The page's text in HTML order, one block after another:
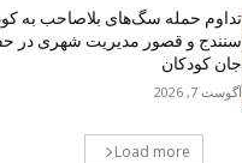
تداوم حمله سگ‌های بلاصاحب به
سنندج و قصور مدیریت شهری در
جان کودکان
آگوست 7, 2026
Load more